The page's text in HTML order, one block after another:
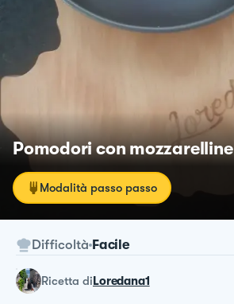
Pomodori con mozzarelline
Modalità passo passo
Difficoltà Facile
ricetta diLoredana1